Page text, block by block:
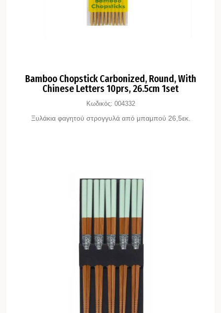
Bamboo Chopstick Carbonized, Round, With
Chinese Letters 10prs, 26.5cm 1set
Κωδικός: 004332
Ξυλάκια φαγητού στρογγυλά από μπαμπού 26,5εκ.